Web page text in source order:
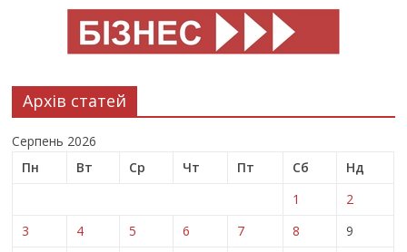
Архів статей
Серпень 2026
Пн
Вт Ср Чт Пт Сб
Нд
1
2
3
4 5 6 7 8
9